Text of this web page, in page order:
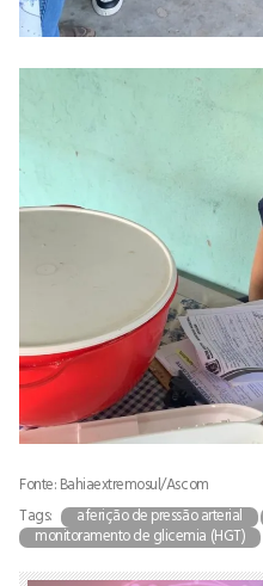
Fonte: Bahiaextremosul/Ascom
Tags:
aferição de pressão arterial
monitoramento de glicemia (HGT)